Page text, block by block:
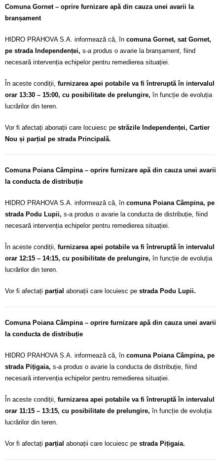
Comuna Gornet – oprire furnizare apă din cauza unei avarii la
branșament
HIDRO PRAHOVA S.A. informează că, în comuna Gornet, sat Gornet,
pe strada Independenței, s-a produs o avarie la branșament, fiind
necesară intervenția echipelor pentru remedierea situației.
În aceste condiții, furnizarea apei potabile va fi întreruptă în intervalul
orar 13:30 – 15:00, cu posibilitate de prelungire, în funcție de evoluția
lucrărilor din teren.
Vor fi afectați abonații care locuiesc pe străzile Independenței, Cartier
Nou și parțial pe strada Principală.
Comuna Poiana Câmpina – oprire furnizare apă din cauza unei avarii
la conducta de distribuție
HIDRO PRAHOVA S.A. informează că, în comuna Poiana Câmpina, pe
strada Podu Lupii, s-a produs o avarie la conducta de distribuție, fiind
necesară intervenția echipelor pentru remedierea situației.
În aceste condiții, furnizarea apei potabile va fi întreruptă în intervalul
orar 12:15 – 14:15, cu posibilitate de prelungire, în funcție de evoluția
lucrărilor din teren.
Vor fi afectați parțial abonații care locuiesc pe strada Podu Lupii.
Comuna Poiana Câmpina – oprire furnizare apă din cauza unei avarii
la conducta de distribuție
HIDRO PRAHOVA S.A. informează că, în comuna Poiana Câmpina, pe
strada Pițigaia, s-a produs o avarie la conducta de distribuție, fiind
necesară intervenția echipelor pentru remedierea situației.
În aceste condiții, furnizarea apei potabile va fi întreruptă în intervalul
orar 11:15 – 13:15, cu posibilitate de prelungire, în funcție de evoluția
lucrărilor din teren.
Vor fi afectați parțial abonații care locuiesc pe strada Pițigaia.